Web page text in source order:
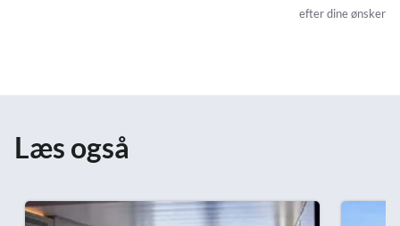
efter dine ønsker
Læs også